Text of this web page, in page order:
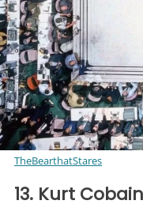
TheBearthatStares
13. Kurt